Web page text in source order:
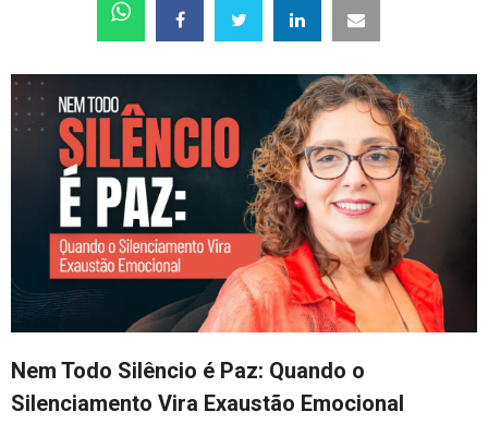
Nem Todo Silêncio é Paz: Quando o
Silenciamento Vira Exaustão Emocional